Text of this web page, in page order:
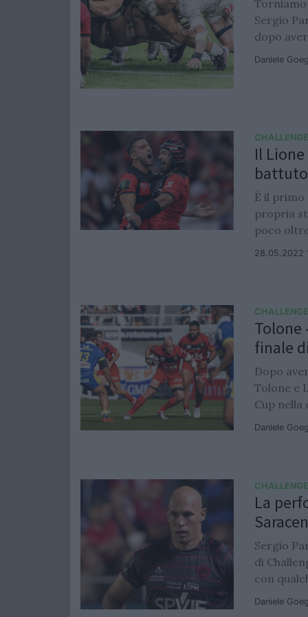
Torniamo
Sergio
dopo
Daniele
Il
battuto
È il
propria
poco
28.05.2022
Tolone
finale
Dopo
Tolone e
Cup nella
Daniele
La
Sergio
di
con
Daniele